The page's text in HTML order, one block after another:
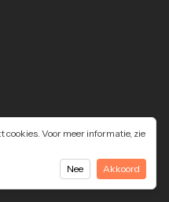
cookies. Voor meer informatie, zie
Nee
Akkoord